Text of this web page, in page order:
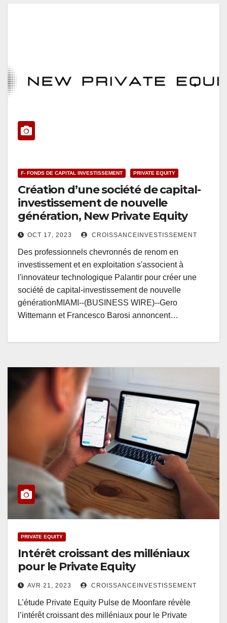
F- FONDS DE CAPITAL INVESTISSEMENT PRIVATE EQUITY
Création d’une société de capital-
investissement de nouvelle
génération, New Private Equity
OCT 17, 2023 CROISSANCEINVESTISSEMENT
Des professionnels chevronnés de renom en
investissement et en exploitation s'associent à
l'innovateur technologique Palantir pour créer une
société de capital-investissement de nouvelle
générationMIAMI--(BUSINESS WIRE)--Gero
Wittemann et Francesco Barosi annoncent…
PRIVATE EQUITY
Intérêt croissant des milléniaux
pour le Private Equity
AVR 21, 2023 CROISSANCEINVESTISSEMENT
L’étude Private Equity Pulse de Moonfare révèle
l’intérêt croissant des milléniaux pour le Private